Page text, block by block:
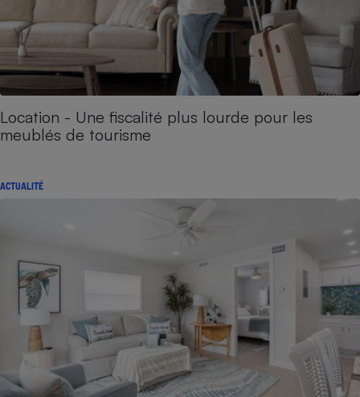
Location - Une fiscalité plus lourde pour les
meublés de tourisme
ACTUALITÉ